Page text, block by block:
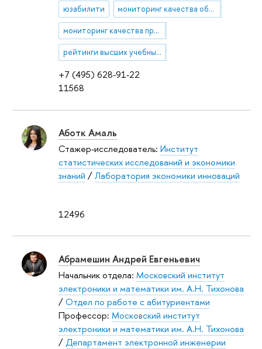
+7 (495) 628-91-22
11568
юзабилити мониторинг качества образования
мониторинг качества приема в вузы
рейтинги высших учебных заведений
12496
Аботк Амаль
Стажер-исследователь: Институт
статистических исследований и экономики
знаний /Лаборатория экономики инноваций
Абрамешин Андрей Евгеньевич
Начальник отдела: Московский институт
электроники и математики им. А.Н. Тихонова
/Отдел по работе с абитуриентами
Профессор: Московский институт
электроники и математики им. А.Н. Тихонова
/Департамент электронной инженерии